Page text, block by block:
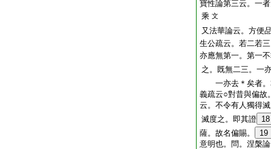
寶性論第三云。一
乘 文
又法華論云。方便
生公疏云。若二若
亦應無第一。第一
之。既無二三。一
一亦去＊矣者。
義疏云○對昔與偏故
云。不令有人獨得
滅度之。即其證 18
薩。故名偏賜。
19
意明也。問。涅槃